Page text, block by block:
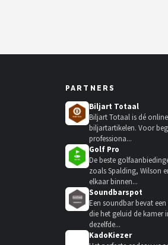
PARTNERS
Biljart Totaal
Biljart Totaal is dé
biljartartikelen. Voor
professiona...
Golf Pro
De beste
zoals Spalding, Wilson
elkaar binnen...
Soundbarspot
Een soundbar bevat
die het geluid de kamer
dezelfde...
KadoKiezer